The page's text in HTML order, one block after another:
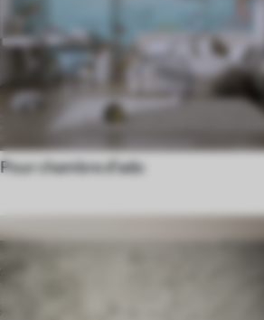
Pour chambre d'ado